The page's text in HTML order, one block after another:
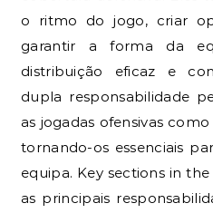
o ritmo do jogo, criar
garantir a forma da
distribuição eficaz e
dupla responsabilidade
as jogadas ofensivas
tornando-os essenciais
equipa. Key sections in
as principais